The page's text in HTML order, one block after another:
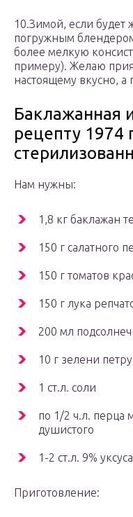
10.Зимой, если будет
погружным
более мелкую
примеру). Желаю
настоящему вкусно, а
Баклажанная
рецепту 1974
Нам нужны:
1,8 кг баклажан
150 г салатного
150 г томатов
150 г лука
200 мл
10 г зелени
1 ст.л. соли
по 1/2 ч.л. перца
душистого
1-2 ст.л. 9% уксуса
Приготовление: